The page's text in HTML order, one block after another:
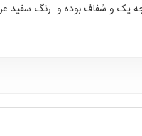
یک و شفاف بوده و رنگ سفید